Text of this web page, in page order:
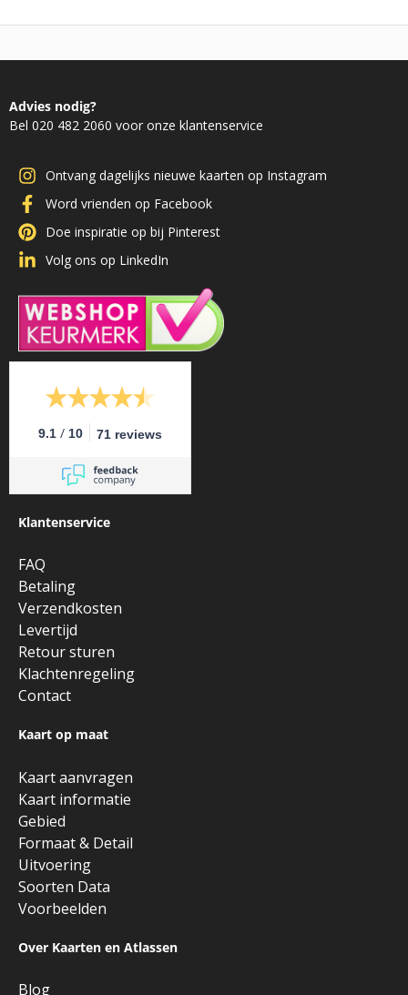
Advies nodig?
Bel 020 482 2060 voor onze klantenservice
Ontvang dagelijks nieuwe kaarten op Instagram
Word vrienden op Facebook
Doe inspiratie op bij Pinterest
Volg ons op LinkedIn
9.1 / 10 71 reviews
Klantenservice
FAQ
Betaling
Verzendkosten
Levertijd
Retour sturen
Klachtenregeling
Contact
Kaart op maat
Kaart aanvragen
Kaart informatie
Gebied
Formaat & Detail
Uitvoering
Soorten Data
Voorbeelden
Over Kaarten en Atlassen
Blog